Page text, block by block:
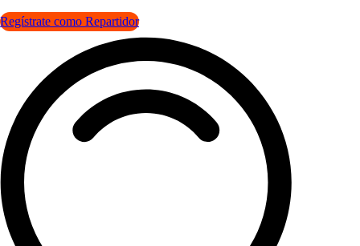
Regístrate como Repartidor